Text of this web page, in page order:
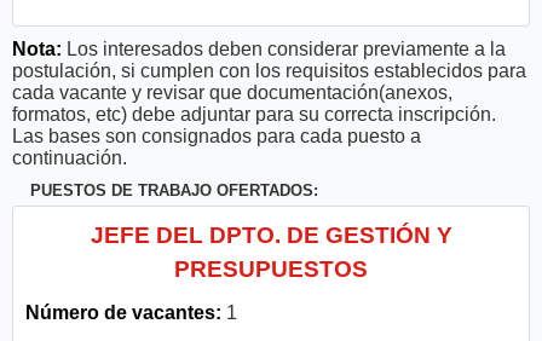
Nota: Los interesados deben considerar previamente a la
postulación, si cumplen con los requisitos establecidos para
cada vacante y revisar que documentación(anexos,
formatos, etc) debe adjuntar para su correcta inscripción.
Las bases son consignados para cada puesto a
continuación.
PUESTOS DE TRABAJO OFERTADOS:
JEFE DEL DPTO. DE GESTIÓN Y
PRESUPUESTOS
Número de vacantes: 1